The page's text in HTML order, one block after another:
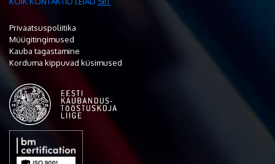
Privaatsuspoliitika
Müügitingimused
Kauba tagastamine
Korduma kippuvad küsimused